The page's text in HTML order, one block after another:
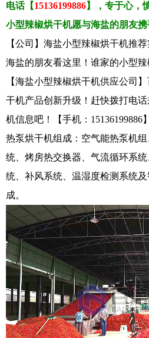
电话【15136199886】，专于心，
小型辣椒烘干机愿与海盐的朋友携
【公司】海盐小型辣椒烘干机推
海盐的朋友看这里！谁家的小型
【海盐小型辣椒烘干机供应公司
干机产品创新升级！赶快拨打电
机信息吧！【手机：15136199886
热泵烘干机组成：空气能热泵机
统、烤房热交换器、气流循环系
统、补风系统、温湿度检测系统
成。